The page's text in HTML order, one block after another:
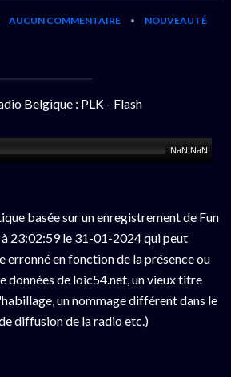
AUCUN COMMENTAIRE •
NOUVEAUTÉ
Belgique : PLK - Flash
NaN:NaN
basée sur un enregistrement de Fun
23:02:59 le 31-01-2024 qui peut
en fonction de la présence ou
données de loic54.net, un vieux titre
un nommage différent dans le
diffusion de la radio etc.)